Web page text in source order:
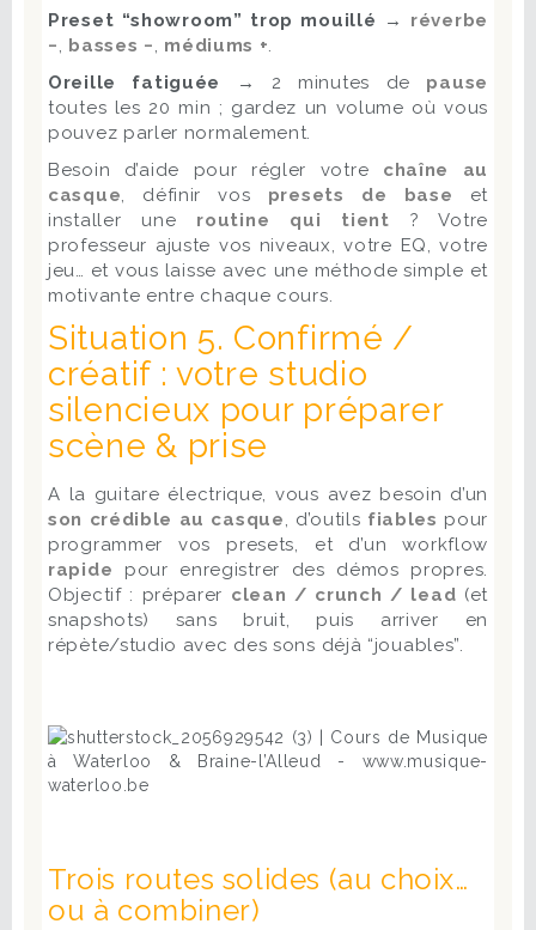
Preset “showroom” trop mouillé →
réverbe
−, basses −, médiums +.
Oreille fatiguée → 2 minutes de pause
toutes les 20 min ; gardez un volume où vous
pouvez parler normalement.
Besoin d’aide pour régler votre chaîne au
casque, définir vos presets de base et
installer une routine qui tient ? Votre
professeur ajuste vos niveaux, votre EQ, votre
jeu… et vous laisse avec une méthode simple et
motivante entre chaque cours.
Situation 5. Confirmé /
créatif : votre studio
silencieux pour préparer
scène & prise
A la guitare électrique, vous avez besoin d’un
son crédible au casque, d’outils fiables pour
programmer vos presets, et d’un workflow
rapide pour enregistrer des démos propres.
Objectif : préparer clean / crunch / lead (et
snapshots) sans bruit, puis arriver en
répète/studio avec des sons déjà “jouables”.
Trois routes solides (au choix…
ou à combiner)